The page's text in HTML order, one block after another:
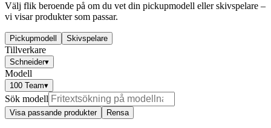
Välj flik beroende på om du vet din pickupmodell eller skivspelare –
vi visar produkter som passar.
Pickupmodell Skivspelare
Tillverkare
Schneider▾
Modell
100 Team▾
Sök modell
Visa passande produkter Rensa